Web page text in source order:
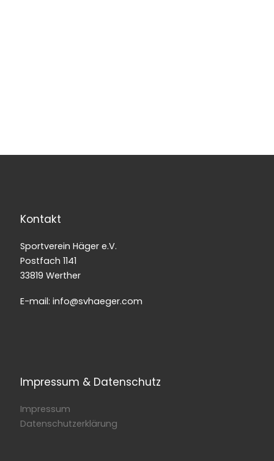
Kontakt
Sportverein Häger e.V.
Postfach 1141
33819 Werther
E-mail: info@svhaeger.com
Impressum & Datenschutz
Impressum
Datenschutzerklärung